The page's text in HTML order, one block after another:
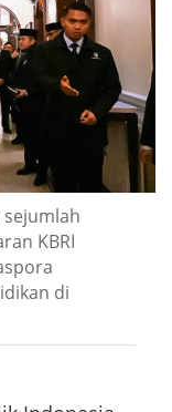
KBRI
di